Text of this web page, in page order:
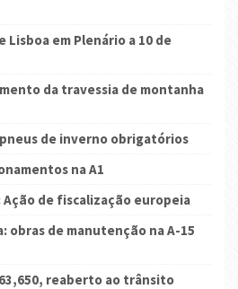
Lisboa em Plenário a 10 de
da travessia de montanha
de inverno obrigatórios
na A1
Ação de fiscalização europeia
obras de manutenção na A-15
reaberto ao trânsito